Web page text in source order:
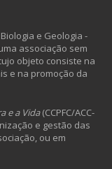
e Geologia -
associação sem
objeto consiste na
e na promoção da
e a Vida(CCPFC/ACC-
e gestão das
ou em